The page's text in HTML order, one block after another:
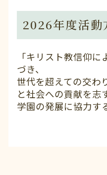
2026年度活動
「キリスト教信仰
づき、
世代を超えての交わ
と社会への貢献を志
学園の発展に協力す